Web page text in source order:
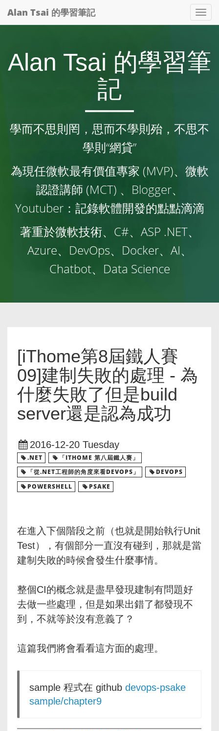
Alan Tsai 的學習筆記
Alan Tsai 的學習筆
記
學而不思則罔，思而不學則殆，不思不
學則“網貸”
為現任微軟最有價值專家 (MVP)、微軟
認證講師 (MCT) 、Blogger、
Youtuber：記錄軟體開發的點點滴滴
著重於微軟技術、C#、ASP .NET、
Azure、DevOps、Docker、AI、
Chatbot、Data Science
[iThome第8屆鐵人賽
09]建制失敗的處理 - 為
什麼失敗了但是build
server還是認為成功
2016-12-20 Tuesday
.NET
「ITHOME 第八屆鐵人賽」
「從.NET工程師的角度來看DEVOPS」
DEVOPS
POWERSHELL
PSAKE
在進入下個階段之前（也就是開始執行Unit
Test），有個部分一直沒有碰到，那就是當
建制失敗的時候會發生什麼事情。
整個CI的概念就是盡早發現建制有問題好
去做一些處理，但是如果出錯了都發現不
到，不就等於沒有意義了？
這篇我們將會看看這方面的處理。
sample 程式在 github devops-psake
sample/chapter9